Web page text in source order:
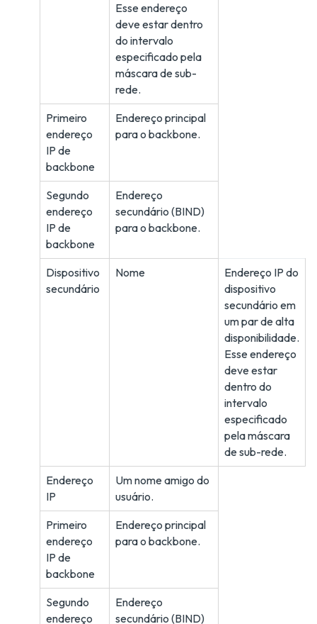
Esse endereço
deve estar dentro
do intervalo
especificado pela
máscara de sub-
rede.
Primeiro
endereço
IP de
backbone
Endereço principal
para o backbone.
Segundo
endereço
IP de
backbone
Endereço
secundário (BIND)
para o backbone.
Dispositivo
secundário
Nome
Endereço IP do
dispositivo
secundário em
um par de alta
disponibilidade.
Esse endereço
deve estar
dentro do
intervalo
especificado
pela máscara
de sub-rede.
Endereço
IP
Um nome amigo do
usuário.
Primeiro
endereço
IP de
backbone
Endereço principal
para o backbone.
Segundo
endereço
Endereço
secundário (BIND)